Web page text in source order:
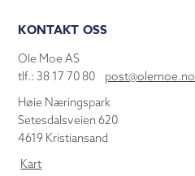
KONTAKT OSS
Ole Moe AS
tlf.: 38 17 70 80 post@olemoe.no
Høie Næringspark
Setesdalsveien 620
4619 Kristiansand
Kart